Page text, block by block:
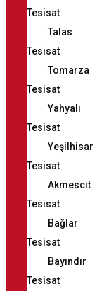
Tesisat
Talas
Tesisat
Tomarza
Tesisat
Yahyalı
Tesisat
Yeşilhisar
Tesisat
Akmescit
Tesisat
Bağlar
Tesisat
Bayındır
Tesisat